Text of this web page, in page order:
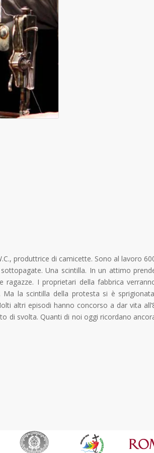
produttrice di camicette. Sono al lavoro
Una scintilla. In un attimo
I proprietari della fabbrica
la scintilla della protesta si è
altri episodi hanno concorso a dar vita
di svolta. Quanti di noi oggi ricordano